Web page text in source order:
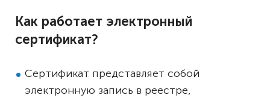
Как работает электронный
сертификат?
Сертификат представляет собой
электронную запись в реестре,